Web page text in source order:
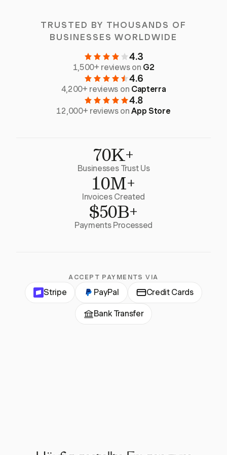
TRUSTED BY THOUSANDS OF
BUSINESSES WORLDWIDE
4.3
1,500+ reviews on G2
4.6
4,200+ reviews on Capterra
4.8
12,000+ reviews onApp Store
70K+
Businesses Trust Us
10M+
Invoices Created
$50B+
Payments Processed
ACCEPT PAYMENTS VIA
Stripe PayPal Credit Cards
Bank Transfer